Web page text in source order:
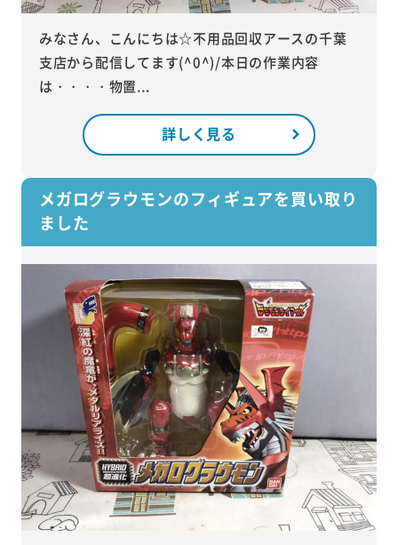
みなさん、こんにちは☆不用品回収アースの千葉
支店から配信してます(^0^)/本日の作業内容
は・・・・物置...
詳しく見る
メガログラウモンのフィギュアを買い取り
ました